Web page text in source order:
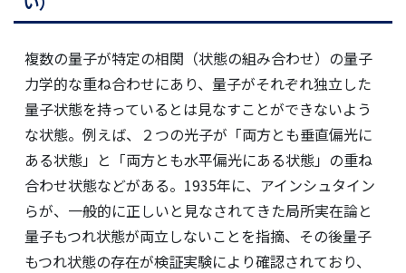
複数の量子が特定の相関（状態の組み合わせ）の量子
力学的な重ね合わせにあり、量子がそれぞれ独立した
量子状態を持っているとは見なすことができないよう
な状態。例えば、２つの光子が「両方とも垂直偏光に
ある状態」と「両方とも水平偏光にある状態」の重ね
合わせ状態などがある。1935年に、アインシュタイン
らが、一般的に正しいと見なされてきた局所実在論と
量子もつれ状態が両立しないことを指摘、その後量子
もつれ状態の存在が検証実験により確認されており、